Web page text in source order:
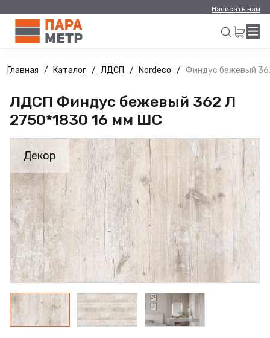
Написать нам
Искать
Главная Каталог ЛДСП Nordeco Финдус бежевый
ЛДСП Финдус бежевый 362 Л
2750*1830 16 мм ШС
Декор